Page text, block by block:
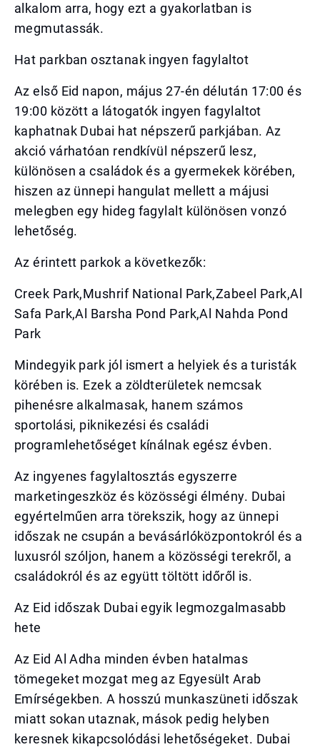
alkalom arra, hogy ezt a gyakorlatban is
megmutassák.
Hat parkban osztanak ingyen fagylaltot
Az első Eid napon, május 27-én délután 17:00 és
19:00 között a látogatók ingyen fagylaltot
kaphatnak Dubai hat népszerű parkjában. Az
akció várhatóan rendkívül népszerű lesz,
különösen a családok és a gyermekek körében,
hiszen az ünnepi hangulat mellett a májusi
melegben egy hideg fagylalt különösen vonzó
lehetőség.
Az érintett parkok a következők:
Creek Park,Mushrif National Park,Zabeel Park,Al
Safa Park,Al Barsha Pond Park,Al Nahda Pond
Park
Mindegyik park jól ismert a helyiek és a turisták
körében is. Ezek a zöldterületek nemcsak
pihenésre alkalmasak, hanem számos
sportolási, piknikezési és családi
programlehetőséget kínálnak egész évben.
Az ingyenes fagylaltosztás egyszerre
marketingeszköz és közösségi élmény. Dubai
egyértelműen arra törekszik, hogy az ünnepi
időszak ne csupán a bevásárlóközpontokról és a
luxusról szóljon, hanem a közösségi terekről, a
családokról és az együtt töltött időről is.
Az Eid időszak Dubai egyik legmozgalmasabb
hete
Az Eid Al Adha minden évben hatalmas
tömegeket mozgat meg az Egyesült Arab
Emírségekben. A hosszú munkaszüneti időszak
miatt sokan utaznak, mások pedig helyben
keresnek kikapcsolódási lehetőségeket. Dubai